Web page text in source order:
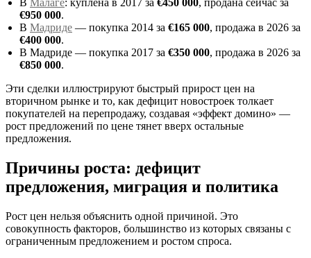
В Малаге: куплена в 2017 за €450 000, продана сейчас за
€950 000.
В Мадриде — покупка 2014 за €165 000, продажа в 2026 за
€400 000.
В Мадриде — покупка 2017 за €350 000, продажа в 2026 за
€850 000.
Эти сделки иллюстрируют быстрый прирост цен на
вторичном рынке и то, как дефицит новостроек толкает
покупателей на перепродажу, создавая «эффект домино» —
рост предложений по цене тянет вверх остальные
предложения.
Причины роста: дефицит
предложения, миграция и политика
Рост цен нельзя объяснить одной причиной. Это
совокупность факторов, большинство из которых связаны с
ограниченным предложением и ростом спроса.